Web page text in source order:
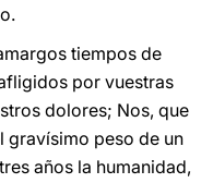
tiempos de
por vuestras
dolores; Nos, que
peso de un
años la humanidad,